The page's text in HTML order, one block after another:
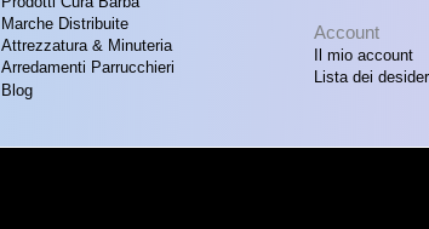
Marche Distribuite
Attrezzatura & Minuteria
Arredamenti Parrucchieri
Blog
Account
Il mio account
Lista dei